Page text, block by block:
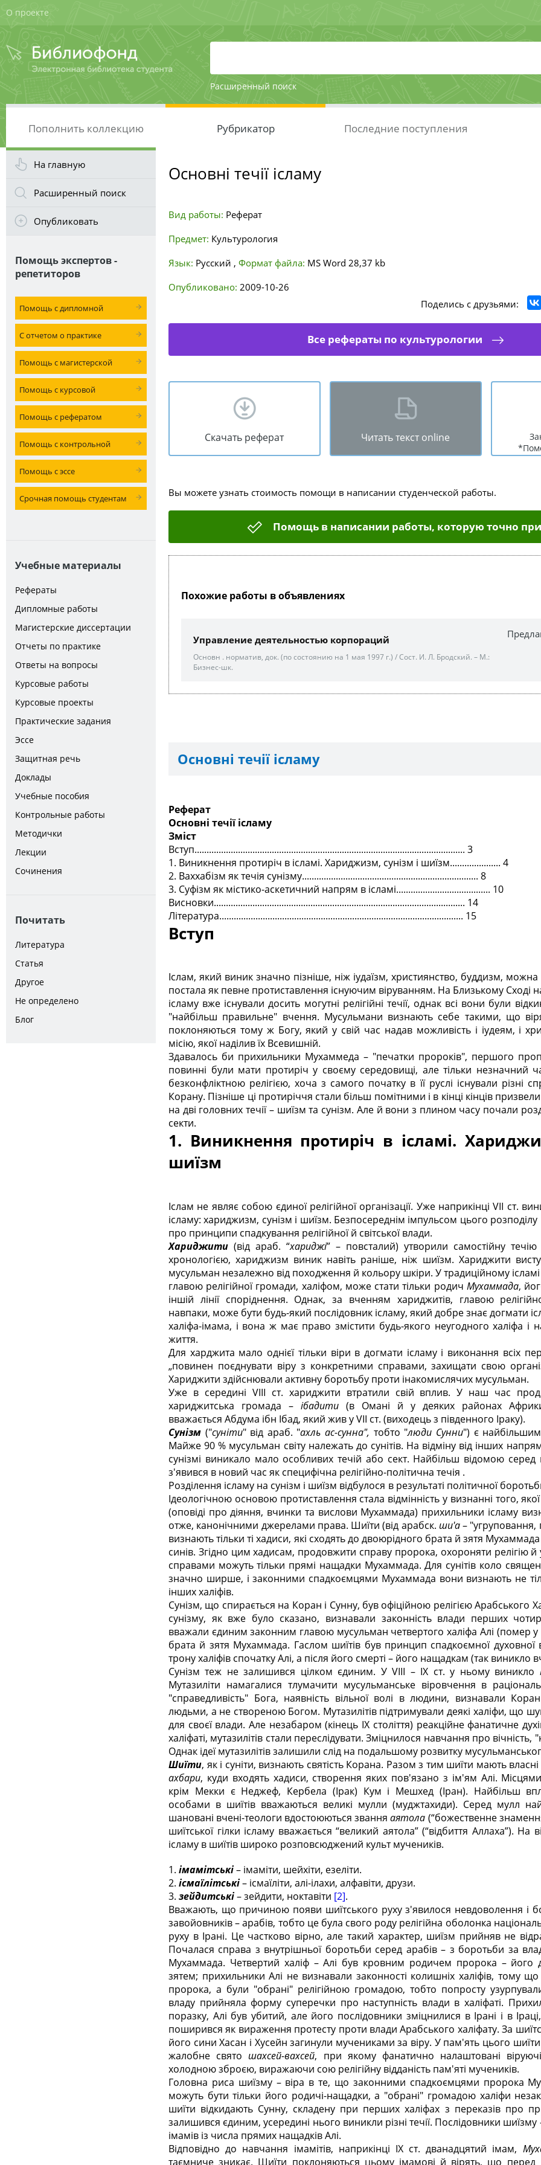
О проекте
Расширенный поиск
Пополнить коллекцию Рубрикатор Последние поступления
На главную
Расширенный поиск
Опубликовать
Помощь экспертов -
репетиторов
Помощь с дипломной
С отчетом о практике
Помощь с магистерской
Помощь с курсовой
Помощь с рефератом
Помощь с контрольной
Помощь с эссе
Срочная помощь студентам
Учебные материалы
Рефераты
Дипломные работы
Магистерские диссертации
Отчеты по практике
Ответы на вопросы
Курсовые работы
Курсовые проекты
Практические задания
Эссе
Защитная речь
Доклады
Учебные пособия
Контрольные работы
Методички
Лекции
Сочинения
Почитать
Литература
Статья
Другое
Не определено
Блог
Основні течії ісламу
Вид работы: Реферат
Предмет: Культурология
Язык: Русский , Формат файла: MS Word 28,37 kb
Опубликовано: 2009-10-26
Поделись с друзьями:
Все рефераты по культурологии
Скачать реферат Читать текст online
Вы можете узнать стоимость помощи в написании студенческой работы.
Помощь в написании работы, которую точно
Похожие работы в объявлениях
Управление деятельностью корпораций
Основн . норматив, док. (по состоянию на 1 мая 1997 г.) / Сост. И. Л. Бродский. – М.:
Бизнес-шк.
Основні течії ісламу
Реферат
Основні течії ісламу
Зміст
Вступ................................................................................................................ 3
1. Виникнення протиріч в ісламі. Хариджизм, сунізм і шиїзм..................... 4
2. Ваххабізм як течія сунізму......................................................................... 8
3. Суфізм як містико-аскетичний напрям в ісламі....................................... 10
Висновки........................................................................................................ 14
Література..................................................................................................... 15
Вступ
Іслам, який виник значно пізніше, ніж іудаїзм, християнство, буддизм, можна
постала як певне протиставлення існуючим віруванням. На Близькому Сході
ісламу вже існували досить могутні релігійні течії, однак всі вони були
"найбільш правильне" вчення. Мусульмани визнають себе такими, що
поклоняються тому ж Богу, який у свій час надав можливість і іудеям, і
місію, якої наділив їх Всевишній.
Здавалось би прихильники Мухаммеда – "печатки пророків", першого
повинні були мати протиріч у своєму середовищі, але тільки незначний
безконфліктною релігією, хоча з самого початку в її руслі існували різні
Корану. Пізніше ці протиріччя стали більш помітними і в кінці кінців
на дві головних течії – шиїзм та сунізм. Але й вони з плином часу почали
секти.
1. Виникнення протиріч в ісламі.
шиїзм
Іслам не являє собою єдиної релігійної організації. Уже наприкінці VII ст.
ісламу: хариджизм, сунізм і шиїзм. Безпосереднім імпульсом цього
про принципи спадкування релігійної й світської влади.
Хариджити (від араб. “хариджі” – повсталий) утворили самостійну
хронологією, хариджизм виник навіть раніше, ніж шиїзм. Хариджити
мусульман незалежно від походження й кольору шкіри. У традиційному
главою релігійної громади, халіфом, може стати тільки родич Мухаммада,
іншій лінії споріднення. Однак, за вченням хариджитів, главою
навпаки, може бути будь-який послідовник ісламу, який добре знає догмати
халіфа-імама, і вона ж має право змістити будь-якого неугодного халіфа і
життя.
Для харджита мало однієї тільки віри в догмати ісламу і виконання всіх
„повинен поєднувати віру з конкретними справами, захищати свою
Хариджити здійснювали активну боротьбу проти інакомислячих мусульман.
Уже в середині VIII ст. хариджити втратили свій вплив. У наш час
хариджитська громада – ібадити (в Омані й у деяких районах
вважається Абдума ібн Ібад, який жив у VII ст. (виходець з південного Іраку).
Сунізм ("суніти" від араб. "ахль ас-сунна", тобто "люди Сунни") є
Майже 90 % мусульман світу належать до сунітів. На відміну від інших
сунізмі виникало мало особливих течій або сект. Найбільш відомою
з'явився в новий час як специфічна релігійно-політична течія .
Розділення ісламу на сунізм і шиїзм відбулося в результаті політичної
Ідеологічною основою протиставлення стала відмінність у визнанні того,
(оповіді про діяння, вчинки та вислови Мухаммада) прихильники ісламу
отже, канонічними джерелами права. Шиїти (від арабск. ши'а– "угруповання,
визнають тільки ті хадиси, які сходять до двоюрідного брата й зятя Мухаммада
синів. Згідно цим хадисам, продовжити справу пророка, охороняти релігію й
справами можуть тільки прямі нащадки Мухаммада. Для сунітів коло
значно ширше, і законними спадкоємцями Мухаммада вони визнають не
інших халіфів.
Сунізм, що спирається на Коран і Сунну, був офіційною релігією Арабського
сунізму, як вже було сказано, визнавали законність влади перших
вважали єдиним законним главою мусульман четвертого халіфа Алі (помер
брата й зятя Мухаммада. Гаслом шиїтів був принцип спадкоємної духовної
трону халіфів спочатку Алі, а після його смерті – його нащадкам (так виникло
Сунізм теж не залишився цілком єдиним. У VIII – IХ ст. у ньому виникло
Мутазиліти намагалися тлумачити мусульманське віровчення в
"справедливість" Бога, наявність вільної волі в людини, визнавали
людьми, а не створеною Богом. Мутазилітів підтримували деякі халіфи, що
для своєї влади. Але незабаром (кінець ІХ століття) реакційне фанатичне
халіфаті, мутазилітів стали переслідувати. Зміцнилося навчання про
Однак ідеї мутазилітів залишили слід на подальшому розвитку
Шиїти, як і суніти, визнають святість Корана. Разом з тим шиїти мають
ахбари, куди входять хадиси, створення яких пов'язано з ім'ям Алі.
крім Мекки є Неджеф, Кербела (Ірак) Кум і Мешхед (Іран). Найбільш
особами в шиїтів вважаються великі мулли (муджтахиди). Серед мулл
шановані вчені-теологи вдостоюються званняаятола (“божественне
шиїтської гілки ісламу вважається “великий аятола” (“відбиття Аллаха”). На
ісламу в шиїтів широко розповсюджений культ мучеників.
1. імамітські– імаміти, шейхіти, езеліти.
2. ісмаїлітські– ісмаїліти, алі-ілахи, алфавіти, друзи.
3. зейдитські– зейдити, ноктавіти [2].
Вважають, що причиною появи шиїтського руху з'явилося невдоволення і
завойовників – арабів, тобто це була свого роду релігійна оболонка
руху в Ірані. Це частково вірно, але такий характер, шиїзм прийняв не
Почалася справа з внутрішньої боротьби серед арабів – з боротьби за
Мухаммада. Четвертий халіф – Алі був кровним родичем пророка – його
зятем; прихильники Алі не визнавали законності колишніх халіфів, тому
пророка, а були "обрані" релігійною громадою, тобто попросту
владу прийняла форму суперечки про наступність влади в халіфаті.
поразку, Алі був убитий, але його послідовники зміцнилися в Ірані і в
поширився як вираження протесту проти влади Арабського халіфату. За
його сини Хасан і Хусейн загинули мучениками за віру. У пам'ять цього
жалобне свято шахсей-вахсей, при якому фанатично налаштовані
холодною зброєю, виражаючи сою релігійну відданість пам'яті мучеників.
Головна риса шиїзму – віра в те, що законними спадкоємцями пророка
можуть бути тільки його родичі-нащадки, а "обрані" громадою халіфи
шиїти відкидають Сунну, складену при перших халіфах з переказів про
залишився єдиним, усередині нього виникли різні течії. Послідовники
імамів із числа прямих нащадків Алі.
Відповідно до навчання імамітів, наприкінці IX ст. дванадцятий імам,
таємниче зникає. Шиїти поклоняються цьому імамові й вірять, що